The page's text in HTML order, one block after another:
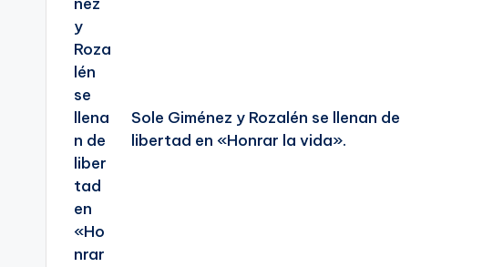
Sole Giménez y Rozalén se llenan de
libertad en «Honrar la vida».